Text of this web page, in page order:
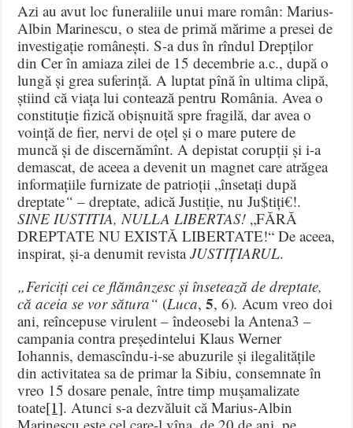
Azi au avut loc funeraliile unui mare român: Marius-
Albin Marinescu, o stea de primă mărime a presei de
investigație românești. S-a dus în rîndul Drepților
din Cer în amiaza zilei de 15 decembrie a.c., după o
lungă și grea suferință. A luptat pînă în ultima clipă,
știind că viața lui contează pentru România. Avea o
constituție fizică obișnuită spre fragilă, dar avea o
voință de fier, nervi de oțel și o mare putere de
muncă și de discernămînt. A depistat corupții și i-a
demascat, de aceea a devenit un magnet care atrăgea
informațiile furnizate de patrioții „însetați după
dreptate“ – dreptate, adică Justiție, nu Ju$tiți€!.
SINE IUSTITIA, NULLA LIBERTAS! „FĂRĂ
DREPTATE NU EXISTĂ LIBERTATE!“ De aceea,
inspirat, și-a denumit revistaJUSTIȚIARUL.
„Fericiți cei ce flămânzesc și însetează de dreptate,
că aceia se vor sătura“ (Luca,5, 6). Acum vreo doi
ani, reîncepuse virulent – îndeosebi la Antena3 –
campania contra președintelui Klaus Werner
Iohannis, demascîndu-i-se abuzurile și ilegalitățile
din activitatea sa de primar la Sibiu, consemnate în
vreo 15 dosare penale, între timp mușamalizate
toate[1]. Atunci s-a dezvăluit că Marius-Albin